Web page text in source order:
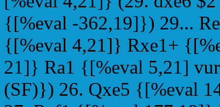
{[%eval -362,19]}) 29...
{[%eval 4,21]} Rxe1+
21]} Ra1 {[%eval 5,21]
(SF)}) 26. Qxe5 {[%eval